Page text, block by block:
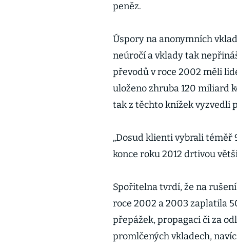
peněz.
Úspory na anonymních
neúročí a vklady tak
převodů v roce 2002 měli
uloženo zhruba 120 miliard
tak z těchto knížek vyzvedli
„Dosud klienti vybrali téměř
konce roku 2012 drtivou
Spořitelna tvrdí, že na
roce 2002 a 2003 zaplatila
přepážek, propagaci či za
promlčených vkladech,